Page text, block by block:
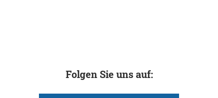
Folgen Sie uns auf: